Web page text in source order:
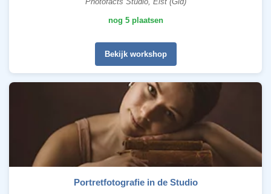
nog 5 plaatsen
Bekijk workshop
Portretfotografie in de Studio